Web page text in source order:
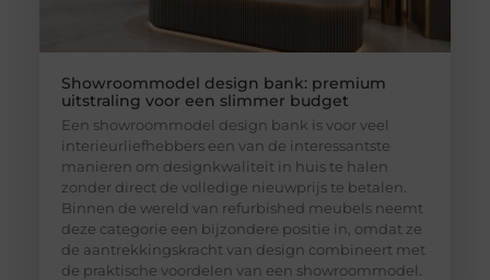
Showroommodel design bank: premium
uitstraling voor een slimmer budget
Een showroommodel design bank is voor veel
interieurliefhebbers een van de interessantste
manieren om designkwaliteit in huis te halen
zonder direct de volledige nieuwprijs te betalen.
Binnen de wereld van refurbished meubels neemt
deze categorie een bijzondere positie in, omdat ze
de aantrekkingskracht van design combineert met
de praktische voordelen van een showroommodel.